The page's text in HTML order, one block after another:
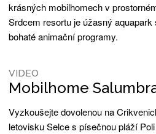
krásných mobilhomech v
Srdcem resortu je úžasný
bohaté animační programy.
VIDEO
Mobilhome
Vyzkoušejte dovolenou na
letovisku Selce s písečnou pláží